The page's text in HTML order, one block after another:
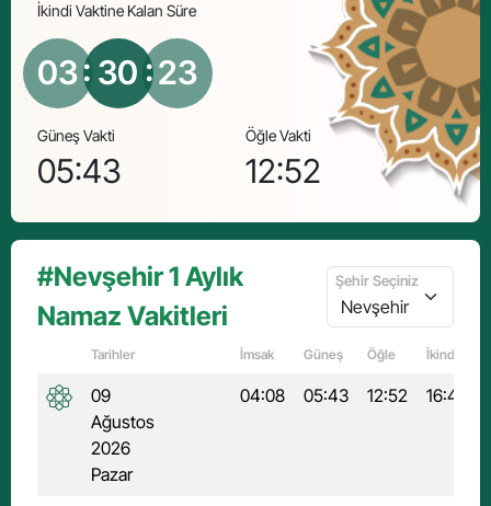
İkindi Vaktine Kalan Süre
03: 30 :22
Güneş Vakti
05:43
Öğle Vakti
12:52
#Nevşehir 1 Aylık
Namaz Vakitleri
Şehir Seçiniz
Tarihler İmsak Güneş Öğle İkindi
09
Ağustos
2026
Pazar
04:08 05:43 12:52 16:40